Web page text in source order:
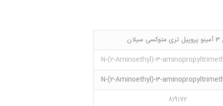
N-(2-Aminoethyl)-3-
N-(2-Aminoethyl)-3-
819172